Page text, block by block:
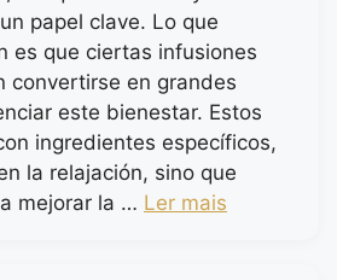
papel clave. Lo que
es que ciertas infusiones
convertirse en grandes
este bienestar. Estos
ingredientes específicos,
la relajación, sino que
mejorar la … Ler mais